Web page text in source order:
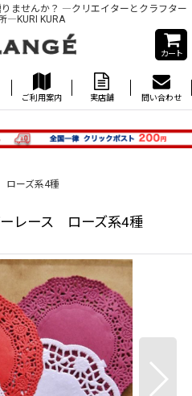
ませんか？ ―クリエイターとクラフター
―KURI KURA
カート
ご利用案内 実店舗 問い合わせ
ーズ系4種
レース ローズ系4種